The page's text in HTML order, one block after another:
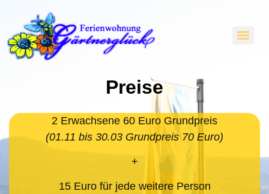
Preise
2 Erwachsene 60 Euro Grundpreis
(01.11 bis 30.03 Grundpreis 70 Euro)
+
15 Euro für jede weitere Person